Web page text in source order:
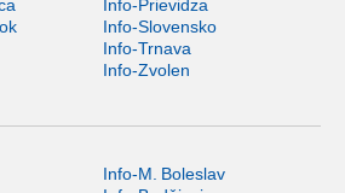
Info-Prievidza
Info-Slovensko
Info-Trnava
Info-Zvolen
Info-M. Boleslav